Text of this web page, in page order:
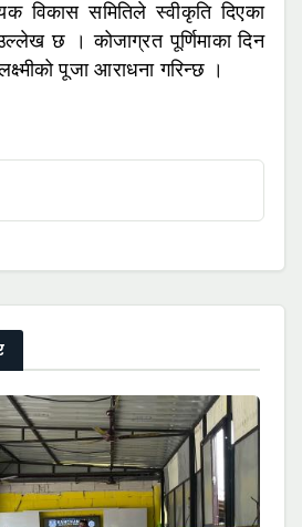
विकास समितिले स्वीकृति दिएका
छ । कोजाग्रत पूर्णिमाका दिन
पूजा आराधना गरिन्छ ।